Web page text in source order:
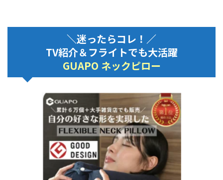
＼迷ったらコレ！／
TV紹介＆フライトでも大活躍
GUAPO ネックピロー